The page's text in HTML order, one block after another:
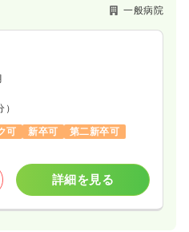
培われた松村総合病院は、創
済世”を引き続き掲げ、常に地
をあげて医療を行うという使
提供しております。
一般病院
可 新卒可
第二新卒可
詳細を見る